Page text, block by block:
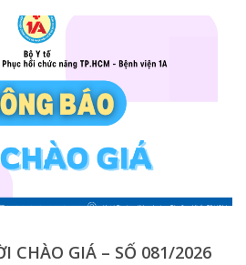
CHÀO GIÁ – SỐ 081/2026